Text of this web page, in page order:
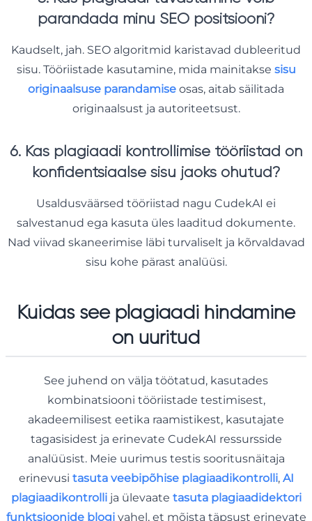
parandada minu SEO positsiooni?
Kaudselt, jah. SEO algoritmid karistavad dubleeritud
sisu. Tööriistade kasutamine, mida mainitakse sisu
originaalsuse parandamise osas, aitab säilitada
originaalsust ja autoriteetsust.
6. Kas plagiaadi kontrollimise tööriistad on
konfidentsiaalse sisu jaoks ohutud?
Usaldusväärsed tööriistad nagu CudekAI ei
salvestanud ega kasuta üles laaditud dokumente.
Nad viivad skaneerimise läbi turvaliselt ja kõrvaldavad
sisu kohe pärast analüüsi.
Kuidas see plagiaadi hindamine
on uuritud
See juhend on välja töötatud, kasutades
kombinatsiooni tööriistade testimisest,
akadeemilisest eetika raamistikest, kasutajate
tagasisidest ja erinevate CudekAI ressursside
analüüsist. Meie uurimus testis sooritusnäitaja
erinevusi tasuta veebipõhise plagiaadikontrolli, AI
plagiaadikontrollija ülevaate tasuta plagiaadidektori
funktsioonide blogivahel, et mõista täpsust erinevate